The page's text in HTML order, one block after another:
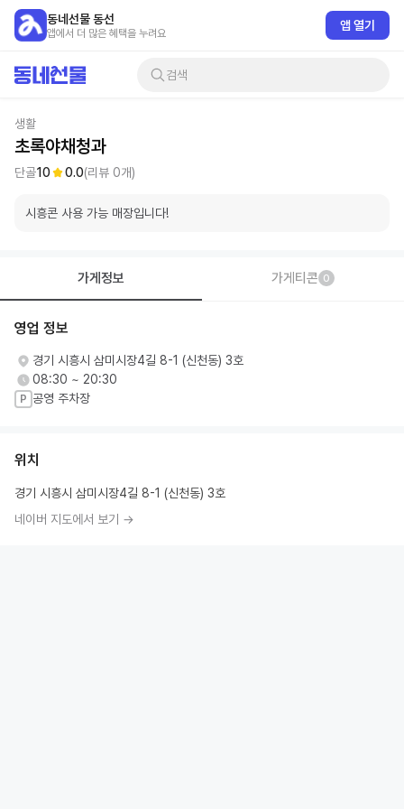
동네선물 동선
앱에서 더 많은 혜택을 누려요
앱 열기
검색
생활
초록야채청과
단골10 0.0(리뷰 0개)
시흥콘 사용 가능 매장입니다!
가게정보 가게티콘 0
영업 정보
경기 시흥시 삼미시장4길 8-1 (신천동) 3호
08:30 ~ 20:30
P 공영 주차장
위치
경기 시흥시 삼미시장4길 8-1 (신천동) 3호
네이버 지도에서 보기 →